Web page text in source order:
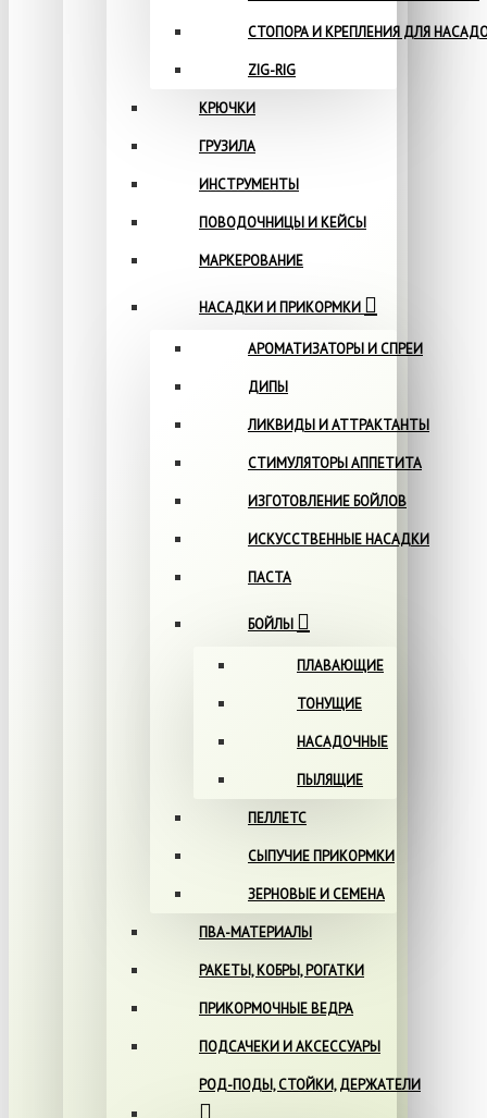
СТОПОРА И КРЕПЛЕНИЯ ДЛЯ
ZIG-RIG
КРЮЧКИ
ГРУЗИЛА
ИНСТРУМЕНТЫ
ПОВОДОЧНИЦЫ И КЕЙСЫ
МАРКЕРОВАНИЕ
НАСАДКИ И ПРИКОРМКИ
АРОМАТИЗАТОРЫ И СПРЕИ
ДИПЫ
ЛИКВИДЫ И АТТРАКТАНТЫ
СТИМУЛЯТОРЫ АППЕТИТА
ИЗГОТОВЛЕНИЕ БОЙЛОВ
ИСКУССТВЕННЫЕ НАСАДКИ
ПАСТА
БОЙЛЫ
ПЛАВАЮЩИЕ
ТОНУЩИЕ
НАСАДОЧНЫЕ
ПЫЛЯЩИЕ
ПЕЛЛЕТС
СЫПУЧИЕ ПРИКОРМКИ
ЗЕРНОВЫЕ И СЕМЕНА
ПВА-МАТЕРИАЛЫ
РАКЕТЫ, КОБРЫ, РОГАТКИ
ПРИКОРМОЧНЫЕ ВЕДРА
ПОДСАЧЕКИ И АКСЕССУАРЫ
РОД-ПОДЫ, СТОЙКИ, ДЕРЖАТЕЛИ